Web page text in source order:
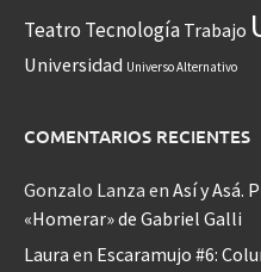
Teatro Tecnología Trabajo
Universidad Universo Alternativo
COMENTARIOS RECIENTES
Gonzalo Lanza en Así y Asá.
«Homerar» de Gabriel Galli
Laura en Escaramujo #6: